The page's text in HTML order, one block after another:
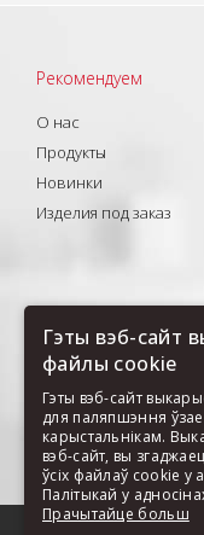
Рекомендуем
О нас
Продукты
Новинки
Изделия под заказ
Гэты вэб-сайт
файлы cookie
Гэты вэб-сайт
для паляпшэння
карыстальнікам.
вэб-сайт, вы
ўсіх файлаў cookie у
Палітыкай у
Прачытайце больш